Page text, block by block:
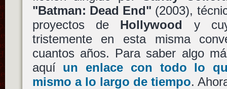
"Batman: Dead End" (2003),
proyectos de Hollywood y
tristemente en esta misma
cuantos años. Para saber algo
aquí un enlace con todo lo
mismo a lo largo de tiempo.